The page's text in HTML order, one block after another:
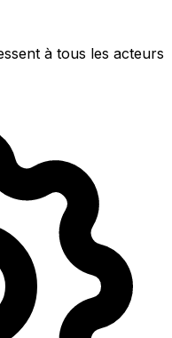
à tous les acteurs